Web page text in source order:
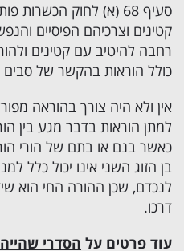
סעיף 68 (א) לחוק
קטינים וצרכיהם הפיסיים
רחבה להיטיב עם קטינים
כולל הוראות בהקשר של סבים
אין ולא היה צורך בהוראה
למתן הוראות בדבר מגע בין
כאשר בנם או בתם של הורי
בן הזוג השני אינו יכול כלל
לנכדם, שכן ההורה החי הוא
דרכו.
עוד פרטים על הסדרי